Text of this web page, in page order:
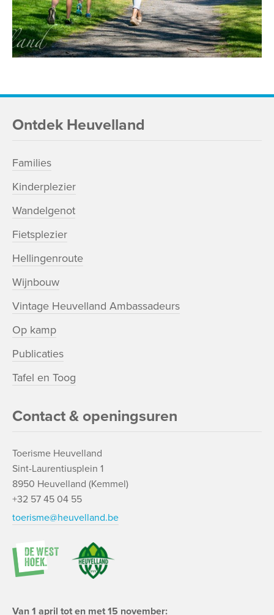
Ontdek Heuvelland
Families
Kinderplezier
Wandelgenot
Fietsplezier
Hellingenroute
Wijnbouw
Vintage Heuvelland Ambassadeurs
Op kamp
Publicaties
Tafel en Toog
Contact & openingsuren
Toerisme Heuvelland
Sint-Laurentiusplein 1
8950 Heuvelland (Kemmel)
+32 57 45 04 55
toerisme@heuvelland.be
Van 1 april tot en met 15 november: